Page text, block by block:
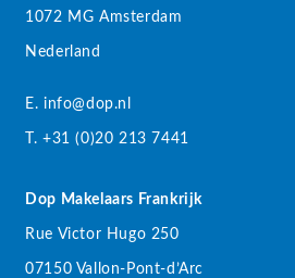
1072 MG Amsterdam
Nederland
E. info@dop.nl
T. +31 (0)20 213 7441
Dop Makelaars Frankrijk
Rue Victor Hugo 250
07150 Vallon-Pont-d’Arc